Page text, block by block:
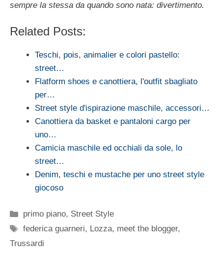
sempre la stessa da quando sono nata: divertimento.
Related Posts:
Teschi, pois, animalier e colori pastello:
street…
Flatform shoes e canottiera, l'outfit sbagliato
per…
Street style d'ispirazione maschile, accessori…
Canottiera da basket e pantaloni cargo per
uno…
Camicia maschile ed occhiali da sole, lo
street…
Denim, teschi e mustache per uno street style
giocoso
Categorie
primo piano, Street Style
Tag
federica guarneri, Lozza, meet the blogger,
Trussardi